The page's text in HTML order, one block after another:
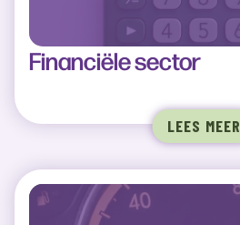
Financiële sector
LEES MEER